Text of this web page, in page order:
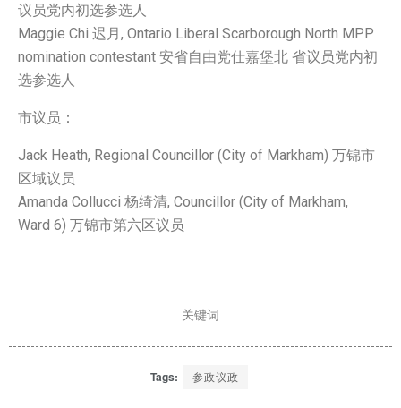
议员党内初选参选人
Maggie Chi 迟月, Ontario Liberal Scarborough North MPP
nomination contestant 安省自由党仕嘉堡北 省议员党内初
选参选人
市议员：
Jack Heath, Regional Councillor (City of Markham) 万锦市
区域议员
Amanda Collucci 杨绮清, Councillor (City of Markham,
Ward 6) 万锦市第六区议员
关键词
Tags: 参政议政